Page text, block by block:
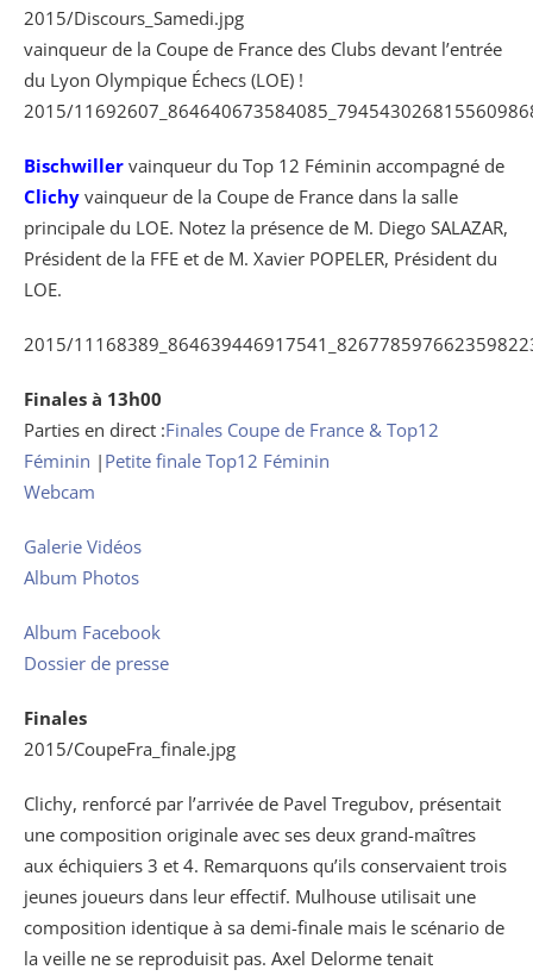
2015/Discours_Samedi.jpg
vainqueur de la Coupe de France des Clubs devant l’entrée
du Lyon Olympique Échecs (LOE) !
2015/
Bischwiller vainqueur du Top 12 Féminin accompagné de
Clichy vainqueur de la Coupe de France dans la salle
principale du LOE. Notez la présence de M. Diego SALAZAR,
Président de la FFE et de M. Xavier POPELER, Président du
LOE.
2015/
Finales à 13h00
Parties en direct :Finales Coupe de France & Top12
Féminin | Petite finale Top12 Féminin
Webcam
Galerie Vidéos
Album Photos
Album Facebook
Dossier de presse
Finales
2015/CoupeFra_finale.jpg
Clichy, renforcé par l’arrivée de Pavel Tregubov, présentait
une composition originale avec ses deux grand-maîtres
aux échiquiers 3 et 4. Remarquons qu’ils conservaient trois
jeunes joueurs dans leur effectif. Mulhouse utilisait une
composition identique à sa demi-finale mais le scénario de
la veille ne se reproduisit pas. Axel Delorme tenait